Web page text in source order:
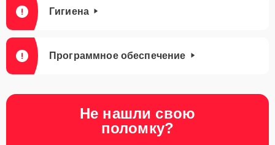
Гигиена
Программное обеспечение
Не нашли свою
поломку?